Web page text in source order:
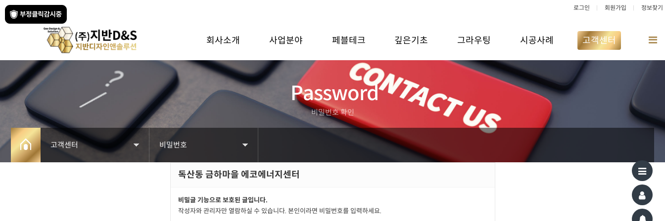
로그인 회원가입 정보찾기
회사소개 사업분야 페블테크 깊은기초 그라우팅 시공사례 고객센터
전
메
Password
비밀번호 확인
고객센터 비밀번호
공지사항독산동 금하마을 에코에너지센터
비밀글 기능으로 보호된 글입니다.
작성자와 관리자만 열람하실 수 있습니다. 본인이라면 비밀번호를 입력하세요.